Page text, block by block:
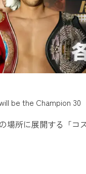
be the Champion 30
場所に展開する「コ